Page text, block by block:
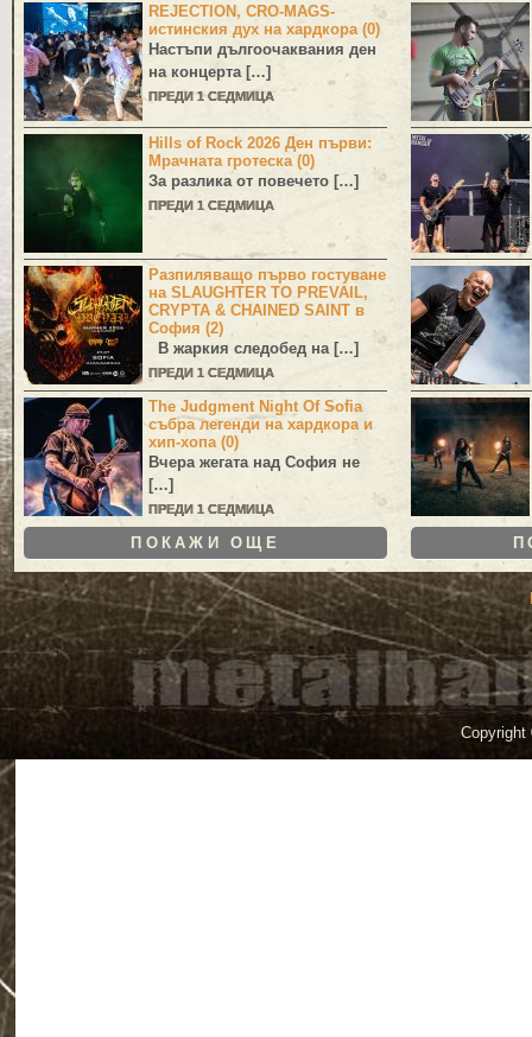
REJECTION, CRO-MAGS-
истинския дух на хардкора (0)
Настъпи дългоочаквания ден
на концерта […]
ПРЕДИ 1 СЕДМИЦА
Hills of Rock 2026 Ден първи:
Мрачната гротеска (0)
За разлика от повечето […]
ПРЕДИ 1 СЕДМИЦА
Разпиляващо първо гостуване
на SLAUGHTER TO PREVAIL,
CRYPTA & CHAINED SAINT в
София (2)
В жаркия следобед на […]
ПРЕДИ 1 СЕДМИЦА
The Judgment Night Of Sofia
събра легенди на хардкора и
хип-хопа (0)
Вчера жегата над София не
[…]
ПРЕДИ 1 СЕДМИЦА
ПОКАЖИ ОЩЕ